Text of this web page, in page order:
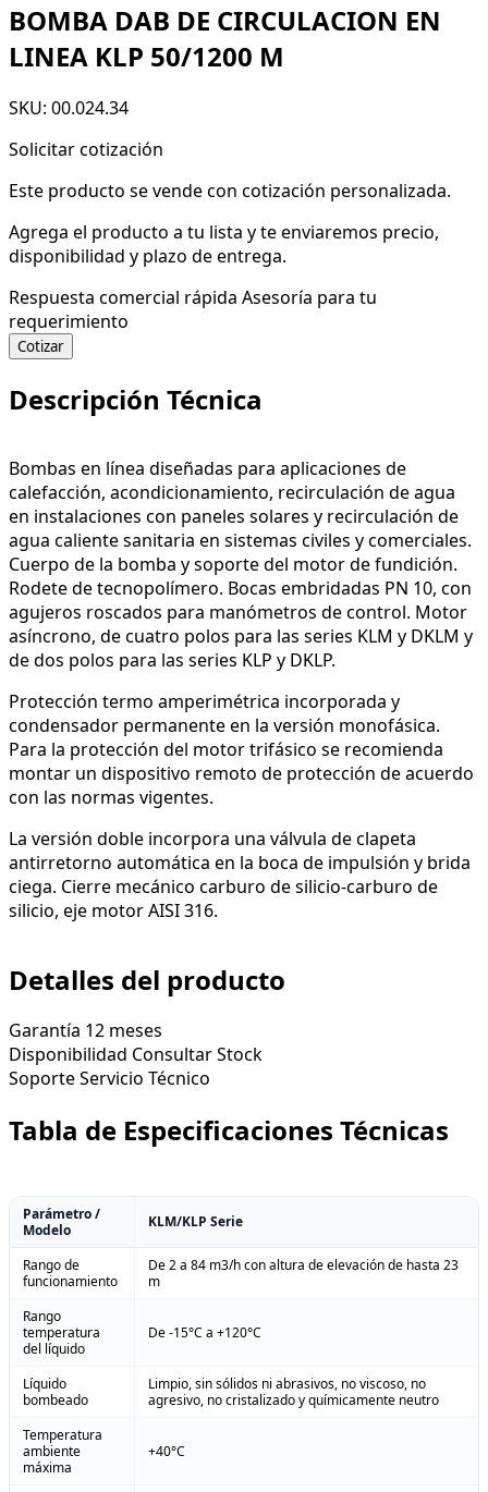
BOMBA DAB DE CIRCULACION EN
LINEA KLP 50/1200 M
SKU: 00.024.34
Solicitar cotización
Este producto se vende con cotización personalizada.
Agrega el producto a tu lista y te enviaremos precio,
disponibilidad y plazo de entrega.
Respuesta comercial rápida Asesoría para tu
requerimiento
Cotizar
Descripción Técnica
Bombas en línea diseñadas para aplicaciones de
calefacción, acondicionamiento, recirculación de agua
en instalaciones con paneles solares y recirculación de
agua caliente sanitaria en sistemas civiles y comerciales.
Cuerpo de la bomba y soporte del motor de fundición.
Rodete de tecnopolímero. Bocas embridadas PN 10, con
agujeros roscados para manómetros de control. Motor
asíncrono, de cuatro polos para las series KLM y DKLM y
de dos polos para las series KLP y DKLP.
Protección termo amperimétrica incorporada y
condensador permanente en la versión monofásica.
Para la protección del motor trifásico se recomienda
montar un dispositivo remoto de protección de acuerdo
con las normas vigentes.
La versión doble incorpora una válvula de clapeta
antirretorno automática en la boca de impulsión y brida
ciega. Cierre mecánico carburo de silicio-carburo de
silicio, eje motor AISI 316.
Detalles del producto
Garantía 12 meses
Disponibilidad Consultar Stock
SoporteServicio Técnico
Tabla de Especificaciones Técnicas
Parámetro /
Modelo
KLM/KLP Serie
Rango de
funcionamiento
De 2 a 84 m3/h con altura de elevación de hasta 23
m
Rango
temperatura
del líquido
De -15°C a +120°C
Líquido
bombeado
Limpio, sin sólidos ni abrasivos, no viscoso, no
agresivo, no cristalizado y químicamente neutro
Temperatura
ambiente
máxima
+40°C